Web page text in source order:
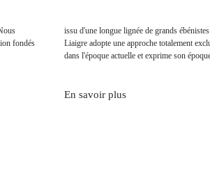
fondés
issu d'une longue lignée de grands
Liaigre adopte une approche totalement
dans l'époque actuelle et exprime son
En savoir plus